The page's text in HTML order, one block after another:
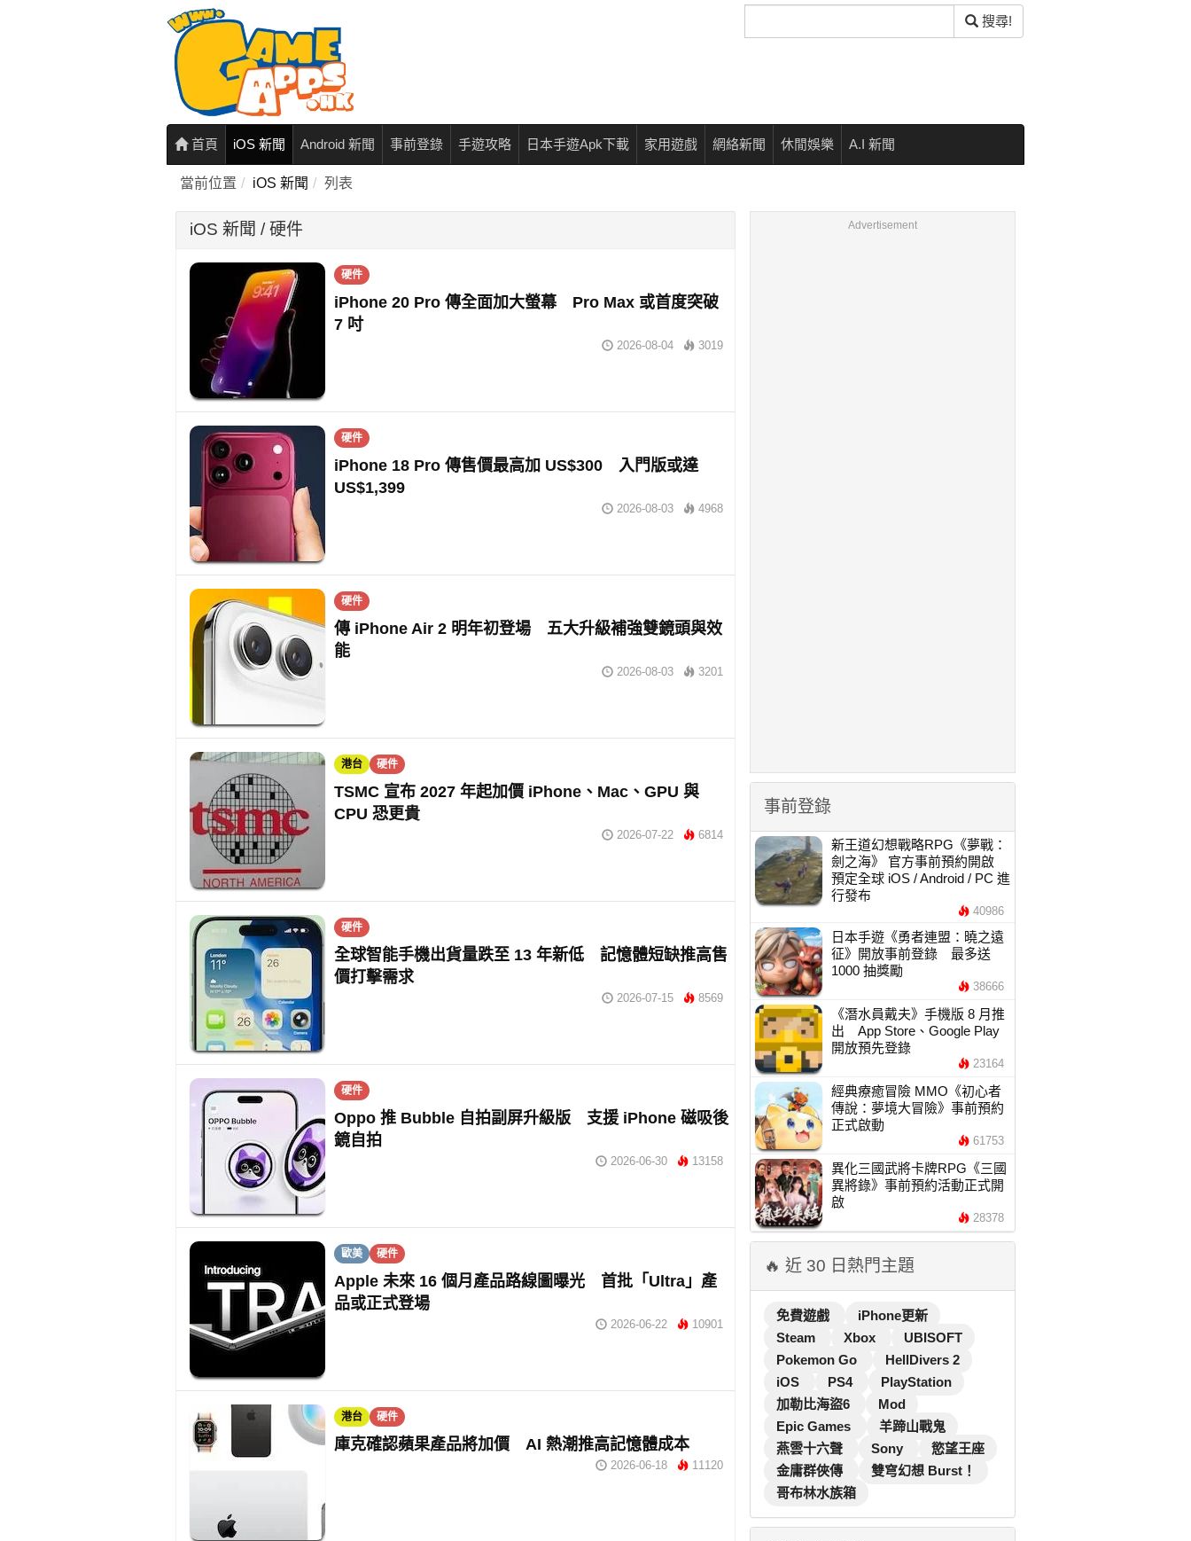
尋
搜尋!
首頁 iOS 新聞 Android 新聞 事前登錄 手遊攻略 日本手遊Apk下載 家用遊戲 網絡新聞 休閒娛樂 A.I 新聞
當前位置 iOS 新聞 列表
iOS 新聞 / 硬件
硬件
iPhone 20 Pro 傳全面加大螢幕 Pro Max 或首度突破
7 吋
2026-08-04 3019
硬件
iPhone 18 Pro 傳售價最高加 US$300 入門版或達
US$1,399
2026-08-03 4968
硬件
傳 iPhone Air 2 明年初登場 五大升級補強雙鏡頭與效
能
2026-08-03 3201
港台 硬件
TSMC 宣布 2027 年起加價 iPhone、Mac、GPU 與
CPU 恐更貴
2026-07-22 6814
硬件
全球智能手機出貨量跌至 13 年新低 記憶體短缺推高售
價打擊需求
2026-07-15 8569
硬件
Oppo 推 Bubble 自拍副屏升級版 支援 iPhone 磁吸後
鏡自拍
2026-06-30 13158
歐美 硬件
Apple 未來 16 個月產品路線圖曝光 首批「Ultra」產
品或正式登場
2026-06-22 10901
港台 硬件
庫克確認蘋果產品將加價 AI 熱潮推高記憶體成本
2026-06-18 11120
Advertisement
事前登錄
新王道幻想戰略RPG《夢戰：
劍之海》 官方事前預約開啟
預定全球 iOS / Android / PC 進
行發布
40986
日本手遊《勇者連盟：曉之遠
征》開放事前登錄 最多送
1000 抽獎勵
38666
《潛水員戴夫》手機版 8 月推
出 App Store、Google Play
開放預先登錄
23164
經典療癒冒險 MMO《初心者
傳說：夢境大冒險》事前預約
正式啟動
61753
異化三國武將卡牌RPG《三國
異將錄》事前預約活動正式開
啟
28378
🔥 近 30 日熱門主題
免費遊戲
iPhone更新
Steam
Xbox
UBISOFT
Pokemon Go
HellDivers 2
iOS
PS4
PlayStation
加勒比海盜6
Mod
Epic Games
羊蹄山戰鬼
燕雲十六聲
Sony
慾望王座
金庸群俠傳
雙穹幻想 Burst！
哥布林水族箱